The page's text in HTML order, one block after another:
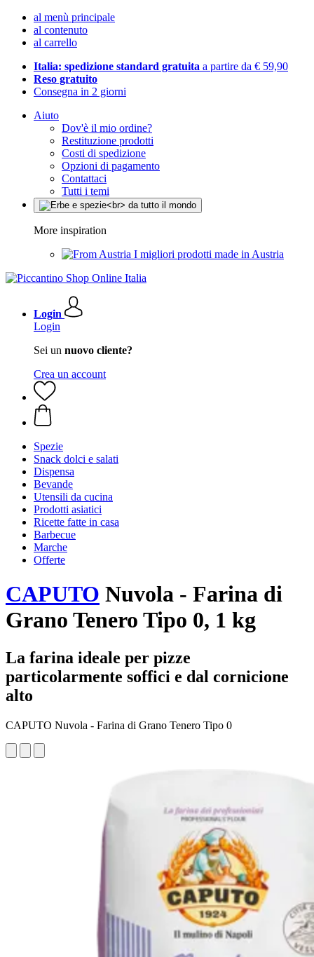
al menù principale
al contenuto
al carrello
Italia: spedizione standard gratuita a partire da € 59,90
Reso gratuito
Consegna in 2 giorni
Aiuto
Dov'è il mio ordine?
Restituzione prodotti
Costi di spedizione
Opzioni di pagamento
Contattaci
Tutti i temi
More inspiration
I migliori prodotti made in Austria
Login
Login
Sei un nuovo cliente?
Crea un account
Spezie
Snack dolci e salati
Dispensa
Bevande
Utensili da cucina
Prodotti asiatici
Ricette fatte in casa
Barbecue
Marche
Offerte
CAPUTO Nuvola - Farina di
Grano Tenero Tipo 0, 1 kg
La farina ideale per pizze
particolarmente soffici e dal cornicione
alto
CAPUTO Nuvola - Farina di Grano Tenero Tipo 0